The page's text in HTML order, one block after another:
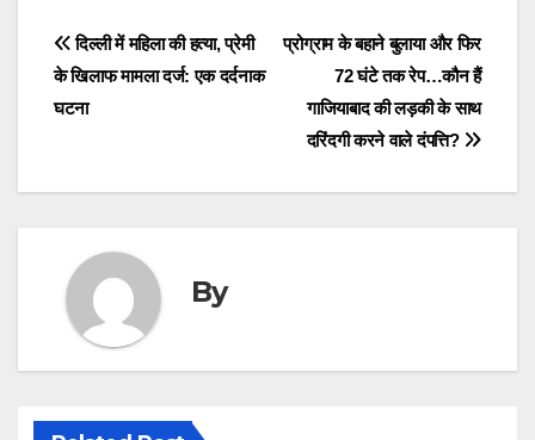
Post
navigation
प्रोग्राम के बहाने बुलाया और फिर
72 घंटे तक रेप…कौन हैं
गाजियाबाद की लड़की के साथ
दरिंदगी करने वाले दंपत्ति?
दिल्ली में महिला की हत्या, प्रेमी
के खिलाफ मामला दर्ज: एक दर्दनाक
घटना
By